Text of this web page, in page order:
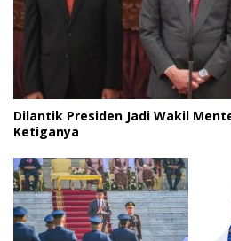
Dilantik Presiden Jadi Wakil
Ketiganya